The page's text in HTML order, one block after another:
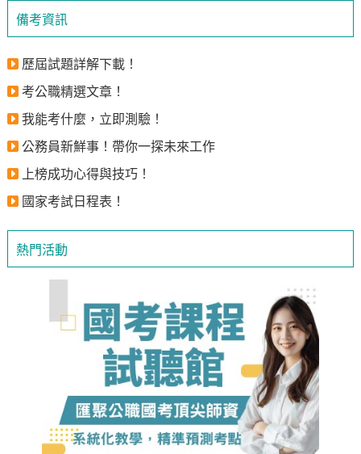
備考資訊
歷屆試題詳解下載！
考公職精選文章！
我能考什麼，立即測驗！
公務員新鮮事！帶你一探未來工作
上榜成功心得與技巧！
國家考試日程表！
熱門活動